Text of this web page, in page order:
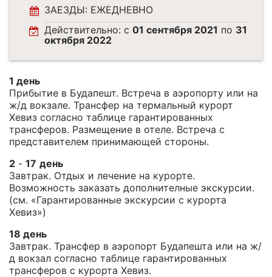
ЗАЕЗДЫ: ЕЖЕДНЕВНО
Действительно: c01 сентября 2021 по 31
октября 2022
1 день
Прибытие в Будапешт. Встреча в аэропорту или на
ж/д вокзале. Трансфер на термальный курорт
Хевиз согласно таблице гарантированных
трансферов. Размещение в отеле. Встреча с
представителем принимающей стороны.
2 - 17 день
Завтрак. Отдых и лечение на курорте.
Возможность заказать дополнителные экскурсии.
(см. «Гарантированные экскурсии с курорта
Хевиз»)
18 день
Завтрак. Трансфер в аэропорт Будапешта или на ж/
д вокзал согласно таблице гарантированных
трансферов с курорта Хевиз.